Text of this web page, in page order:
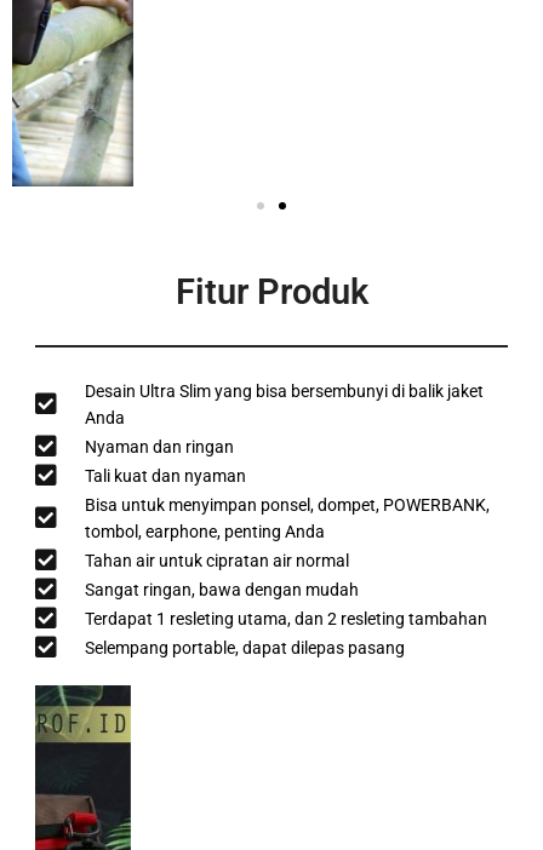
Fitur Produk
Desain Ultra Slim yang bisa bersembunyi di balik jaket
Anda
Nyaman dan ringan
Tali kuat dan nyaman
Bisa untuk menyimpan ponsel, dompet, POWERBANK,
tombol, earphone, penting Anda
Tahan air untuk cipratan air normal
Sangat ringan, bawa dengan mudah
Terdapat 1 resleting utama, dan 2 resleting tambahan
Selempang portable, dapat dilepas pasang